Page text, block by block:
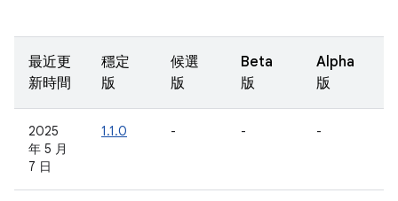
最近更
新時間
穩定
版
候選
版
Beta
版
Alpha
版
2025
年 5 月
7 日
1.1.0 - - -